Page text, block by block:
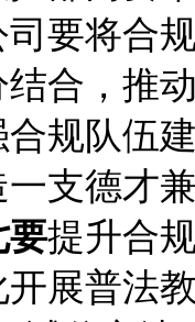
要将合
合，推
规队伍
支德才
要提升合
展普法